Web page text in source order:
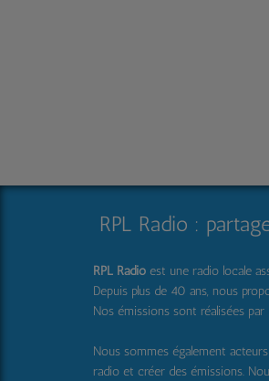
RPL Radio :
RPL Radio est une radio locale
Depuis plus de 40 ans, nous
Nos émissions sont réalisées
Nous sommes également
radio et créer des émissions.